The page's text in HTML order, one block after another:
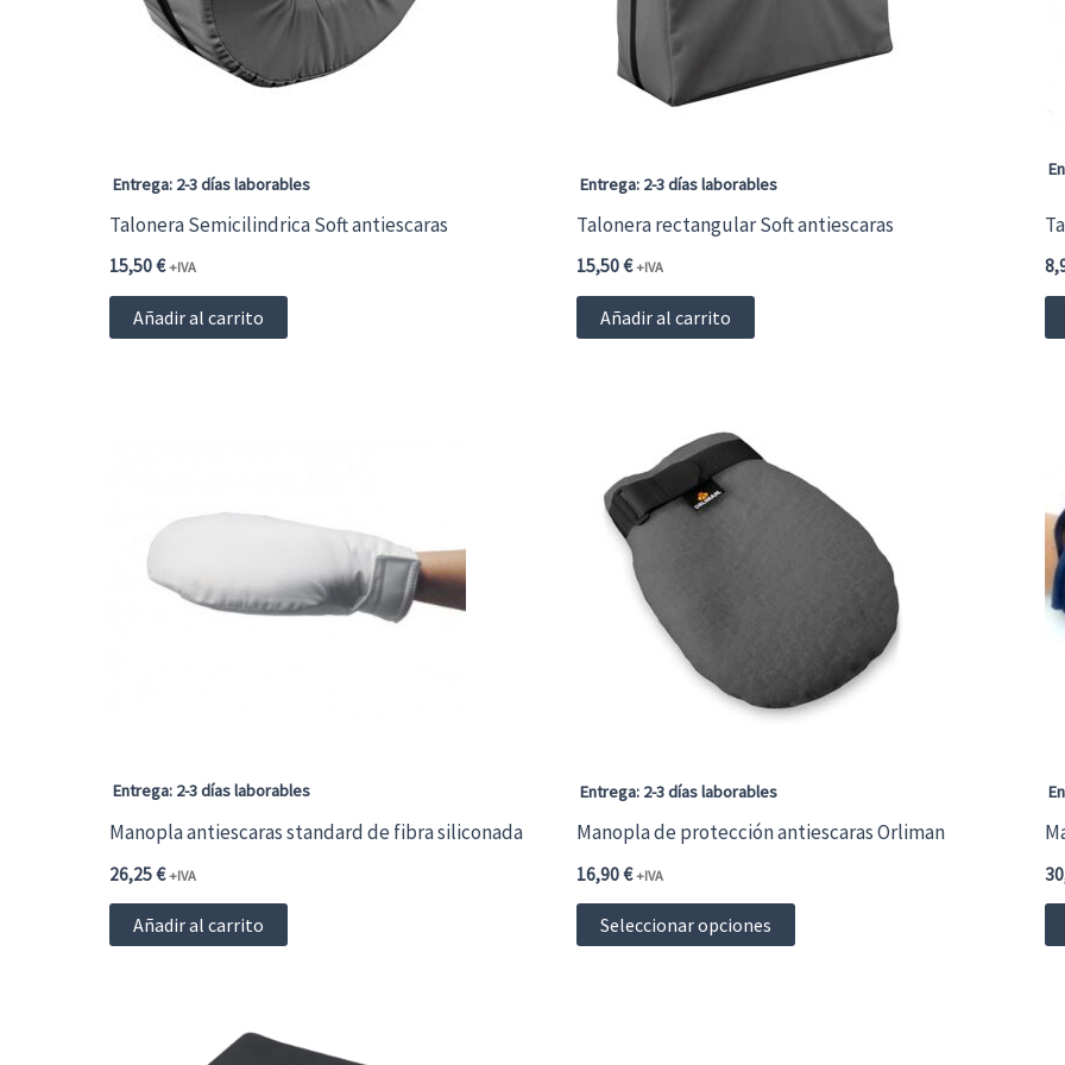
Entrega: 2-3 días laborables
Talonera Semicilindrica Soft antiescaras
15,50€ +IVA
Añadir al carrito
Entrega: 2-3 días laborables
Talonera rectangular Soft antiescaras
15,50€ +IVA
Añadir al carrito
Entrega: 2-3 días laborables
Manopla antiescaras standard de fibra siliconada
26,25€ +IVA
Añadir al carrito
Entrega: 2-3 días laborables
Manopla de protección antiescaras Orliman
16,90€ +IVA
Seleccionar opciones
Este
producto